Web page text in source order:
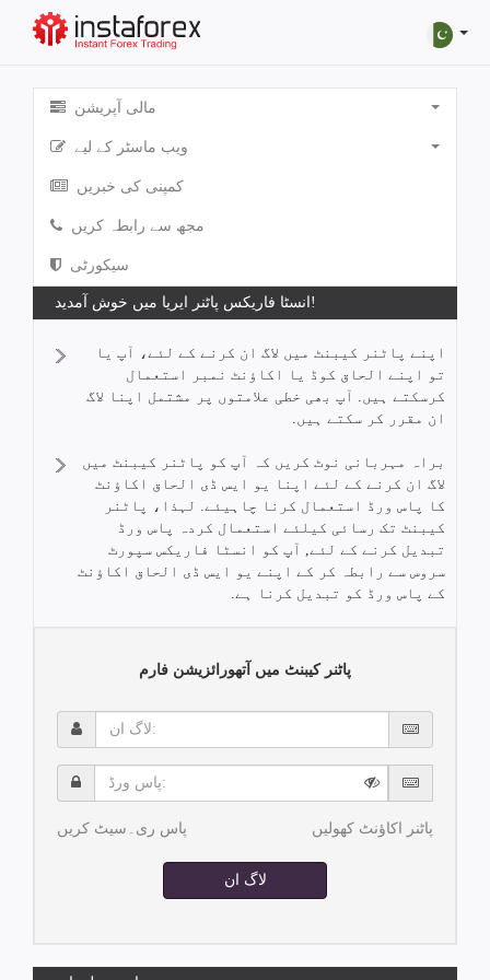
مالی آپریشن
ویب ماسٹر کے لیے
کمپنی کی خبریں
مجھ سے رابطہ کریں
سیکورٹی
انسٹا فاریکس پاٹنر ایریا میں خوش آمدید!
اپنے پاٹنر کیبنٹ میں لاگ ان کرنے کے لئے، آپ یا
تو اپنے الحاق کوڈ یا اکاؤنٹ نمبر استعمال
کرسکتے ہیں. آپ بھی خطی علامتوں پر مشتمل اپنا لاگ
ان مقرر کر سکتے ہیں.
براہ مہربانی نوٹ کریں کہ آپ کو پاٹنر کیبنٹ میں
لاگ ان کرنے کے لئے اپنا یو ایس ڈی الحاق اکاؤنٹ
کا پاس ورڈ استعمال کرنا چاہیئے. لہذا، پاٹنر
کیبنٹ تک رسائی کیلئے استعمال کردہ پاس ورڈ
تبدیل کرنے کے لئے, آپ کو انسٹا فاریکس سپورٹ
سروس سے رابطہ کر کے اپنے یو ایس ڈی الحاق اکاؤنٹ
کے پاس ورڈ کو تبدیل کرنا ہے.
پاٹنر کیبنٹ میں آتھورائزیشن فارم
لاگ
پاس
پاس ری۔سیٹ کریں
پاٹنر اکاؤنٹ کھولیں
لاگ ان